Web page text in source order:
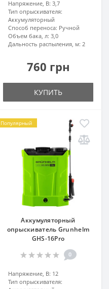
Напряжение, В: 3,7
Тип опрыскивателя:
Аккумуляторный
Способ переноса: Ручной
Объем бака, л: 3,0
Дальность распыления, м: 2
760 грн
КУПИТЬ
Популярный
Аккумуляторный
опрыскиватель Grunhelm
GHS-16Pro
0
Напряжение, В: 12
Тип опрыскивателя: